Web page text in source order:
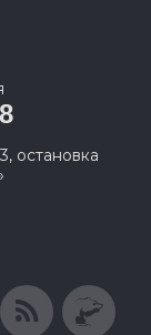
остановка